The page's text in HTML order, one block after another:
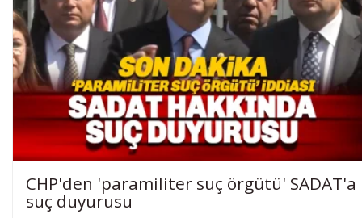
CHP'den 'paramiliter suç örgütü' SADAT'a
suç duyurusu